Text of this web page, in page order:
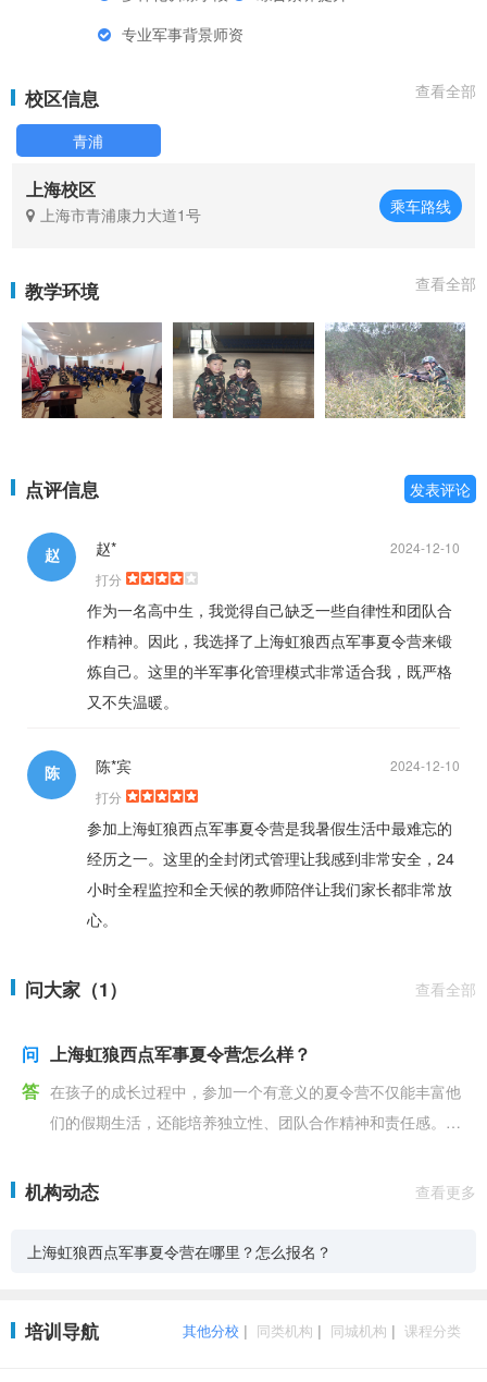
专业军事背景师资
校区信息 查看全部
青浦
上海校区
上海市青浦康力大道1号 乘车路线
教学环境 查看全部
点评信息 发表评论
赵 2024-12-10
赵*
打分
作为一名高中生，我觉得自己缺乏一些自律性和团队合
作精神。因此，我选择了上海虹狼西点军事夏令营来锻
炼自己。这里的半军事化管理模式非常适合我，既严格
又不失温暖。
陈 2024-12-10
陈*宾
打分
参加上海虹狼西点军事夏令营是我暑假生活中最难忘的
经历之一。这里的全封闭式管理让我感到非常安全，24
小时全程监控和全天候的教师陪伴让我们家长都非常放
心。
问大家（1） 查看全部
问 上海虹狼西点军事夏令营怎么样？
答 在孩子的成长过程中，参加一个有意义的夏令营不仅能丰富他
们的假期生活，还能培养独立性、团队合作精神和责任感。上
机构动态 查看更多
上海虹狼西点军事夏令营在哪里？怎么报名？
其他分校 | 同类机构 | 同城机构 | 课程分类
培训导航